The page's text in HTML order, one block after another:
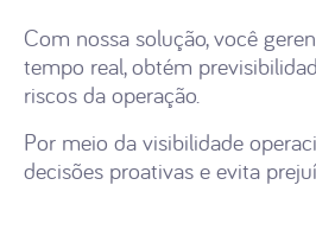
Com nossa solução, você
tempo real, obtém
riscos da operação.
Por meio da visibilidade
decisões proativas e evita